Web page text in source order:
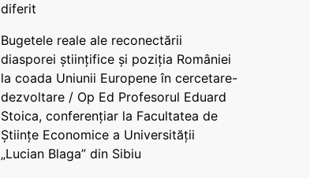
diferit
Bugetele reale ale reconectării
diasporei științifice și poziția României
la coada Uniunii Europene în cercetare-
dezvoltare / Op Ed Profesorul Eduard
Stoica, conferențiar la Facultatea de
Științe Economice a Universității
„Lucian Blaga” din Sibiu